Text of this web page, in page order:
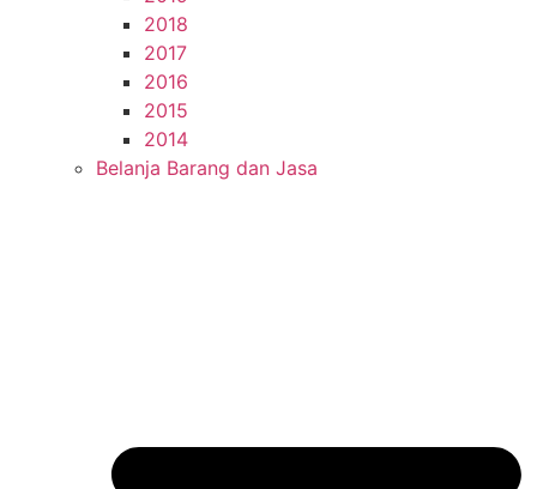
2018
2017
2016
2015
2014
Belanja Barang dan Jasa